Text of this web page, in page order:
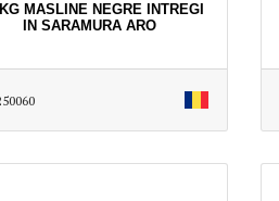
MASLINE NEGRE INTREGI
IN SARAMURA ARO